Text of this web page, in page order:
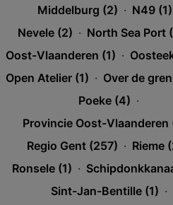
Middelburg (2) · N49 (1)
Nevele (2) · North Sea Port
Oost-Vlaanderen (1) ·
Open Atelier (1) · Over de
Poeke (4) ·
Provincie Oost-Vlaanderen
Regio Gent (257) · Rieme
Ronsele (1) ·
Sint-Jan-Bentille (1) ·